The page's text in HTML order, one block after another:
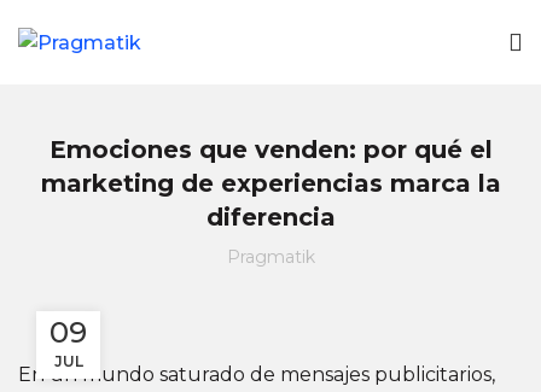
Emociones que venden: por qué el
marketing de experiencias marca la
diferencia
Pragmatik
09
JUL
En un mundo saturado de mensajes publicitarios,